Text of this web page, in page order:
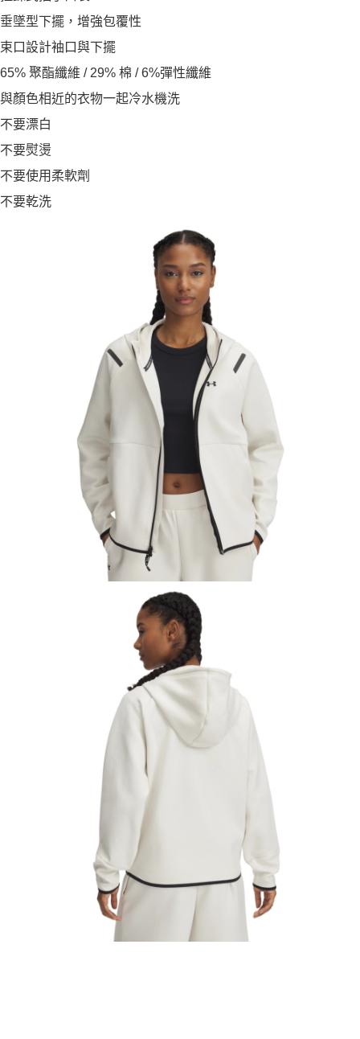
垂墜型下擺，增強包覆性
束口設計袖口與下擺
65% 聚酯纖維 / 29% 棉 / 6%彈性纖維
與顏色相近的衣物一起冷水機洗
不要漂白
不要熨燙
不要使用柔軟劑
不要乾洗